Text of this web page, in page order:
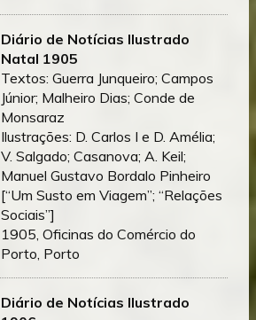
Diário de Notícias Ilustrado
Natal 1905
Textos: Guerra Junqueiro; Campos
Júnior; Malheiro Dias; Conde de
Monsaraz
Ilustrações: D. Carlos I e D. Amélia;
V. Salgado; Casanova; A. Keil;
Manuel Gustavo Bordalo Pinheiro
[“Um Susto em Viagem”; “Relações
Sociais”]
1905, Oficinas do Comércio do
Porto, Porto
Diário de Notícias Ilustrado